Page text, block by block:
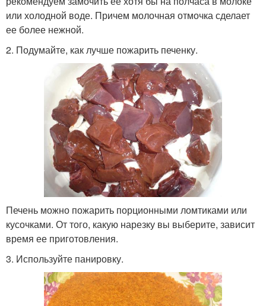
или холодной воде. Причем молочная отмочка сделает
ее более нежной.
2. Подумайте, как лучше пожарить печенку.
Печень можно пожарить порционными ломтиками или
кусочками. От того, какую нарезку вы выберите, зависит
время ее приготовления.
3. Используйте панировку.